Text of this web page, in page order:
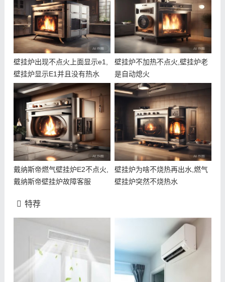
壁挂炉出现不点火上面显示e1,
壁挂炉显示E1并且没有热水
壁挂炉不加热不点火,壁挂炉老
是自动熄火
戴纳斯帝燃气壁挂炉E2不点火,
戴纳斯帝壁挂炉故障客服
壁挂炉为啥不烧热再出水,燃气
壁挂炉突然不烧热水
特荐